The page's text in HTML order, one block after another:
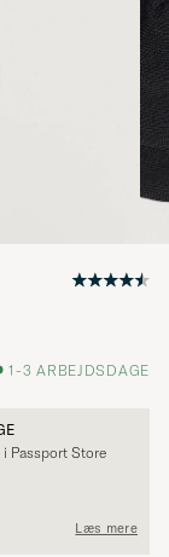
1-3 ARBEJDSDAGE
i Passport Store
Læs mere